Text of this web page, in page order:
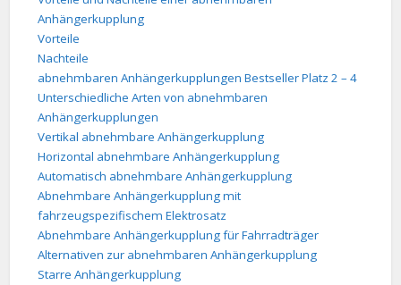
Anhängerkupplung
Vorteile
Nachteile
abnehmbaren Anhängerkupplungen Bestseller Platz 2 – 4
Unterschiedliche Arten von abnehmbaren
Anhängerkupplungen
Vertikal abnehmbare Anhängerkupplung
Horizontal abnehmbare Anhängerkupplung
Automatisch abnehmbare Anhängerkupplung
Abnehmbare Anhängerkupplung mit
fahrzeugspezifischem Elektrosatz
Abnehmbare Anhängerkupplung für Fahrradträger
Alternativen zur abnehmbaren Anhängerkupplung
Starre Anhängerkupplung